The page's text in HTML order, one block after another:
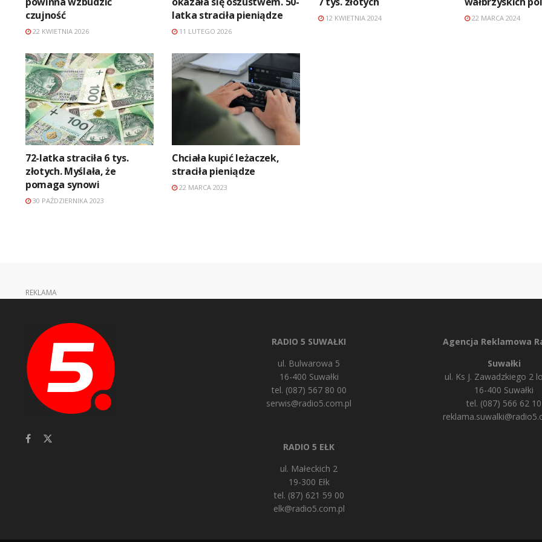
czujność
22 KWIETNIA 2026
latka straciła pieniądze
11 LUTEGO 2026
12 KWIETNIA 2024 22 MARCA 2024
72-latka straciła 6 tys.
złotych. Myślała, że
pomaga synowi
30 PAŹDZIERNIKA 2023
Chciała kupić leżaczek,
straciła pieniądze
22 MARCA 2023
REKLAMA
RADIO 5 SUWAŁKI
ul. Bulwarowa 5
16-400 Suwałki
tel. (087) 567 80 00
serwis@radio5.com.pl
RADIO 5 EŁK
ul. Małeckich 2
19-300 Ełk
tel. (87) 621 59 00
elk@radio5.com.pl
Agencja Reklamowa
Suwałki
ul. Ks J. Zawadzkiego 2
16-400 Suwałki
tel. (087) 566 62 10